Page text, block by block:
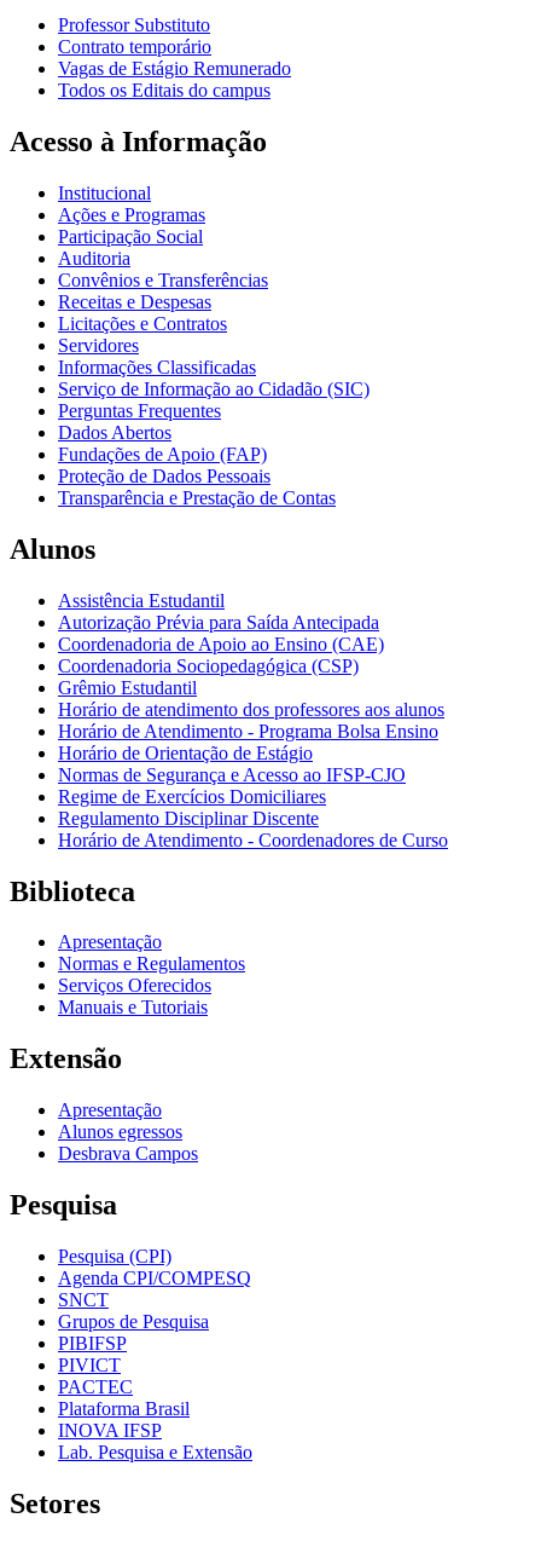
Professor Substituto
Contrato temporário
Vagas de Estágio Remunerado
Todos os Editais do campus
Acesso à Informação
Institucional
Ações e Programas
Participação Social
Auditoria
Convênios e Transferências
Receitas e Despesas
Licitações e Contratos
Servidores
Informações Classificadas
Serviço de Informação ao Cidadão (SIC)
Perguntas Frequentes
Dados Abertos
Fundações de Apoio (FAP)
Proteção de Dados Pessoais
Transparência e Prestação de Contas
Alunos
Assistência Estudantil
Autorização Prévia para Saída Antecipada
Coordenadoria de Apoio ao Ensino (CAE)
Coordenadoria Sociopedagógica (CSP)
Grêmio Estudantil
Horário de atendimento dos professores aos alunos
Horário de Atendimento - Programa Bolsa Ensino
Horário de Orientação de Estágio
Normas de Segurança e Acesso ao IFSP-CJO
Regime de Exercícios Domiciliares
Regulamento Disciplinar Discente
Horário de Atendimento - Coordenadores de Curso
Biblioteca
Apresentação
Normas e Regulamentos
Serviços Oferecidos
Manuais e Tutoriais
Extensão
Apresentação
Alunos egressos
Desbrava Campos
Pesquisa
Pesquisa (CPI)
Agenda CPI/COMPESQ
SNCT
Grupos de Pesquisa
PIBIFSP
PIVICT
PACTEC
Plataforma Brasil
INOVA IFSP
Lab. Pesquisa e Extensão
Setores